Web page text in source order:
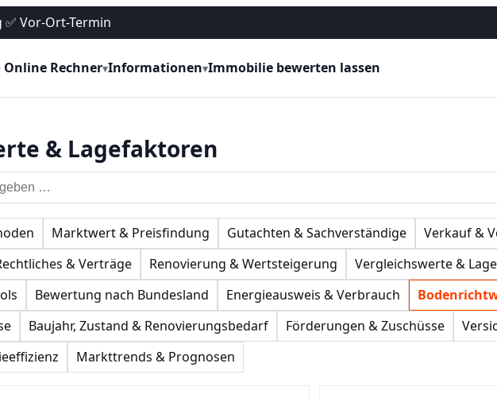
Vor-Ort-Termin
Rechner▾Informationen▾Immobilie bewerten lassen
& Lagefaktoren
Marktwert & Preisfindung Gutachten & Sachverständige Verkauf &
& Verträge Renovierung & Wertsteigerung Vergleichswerte &
Bewertung nach Bundesland Energieausweis & Verbrauch
Baujahr, Zustand & Renovierungsbedarf Förderungen & Zuschüsse
Markttrends & Prognosen